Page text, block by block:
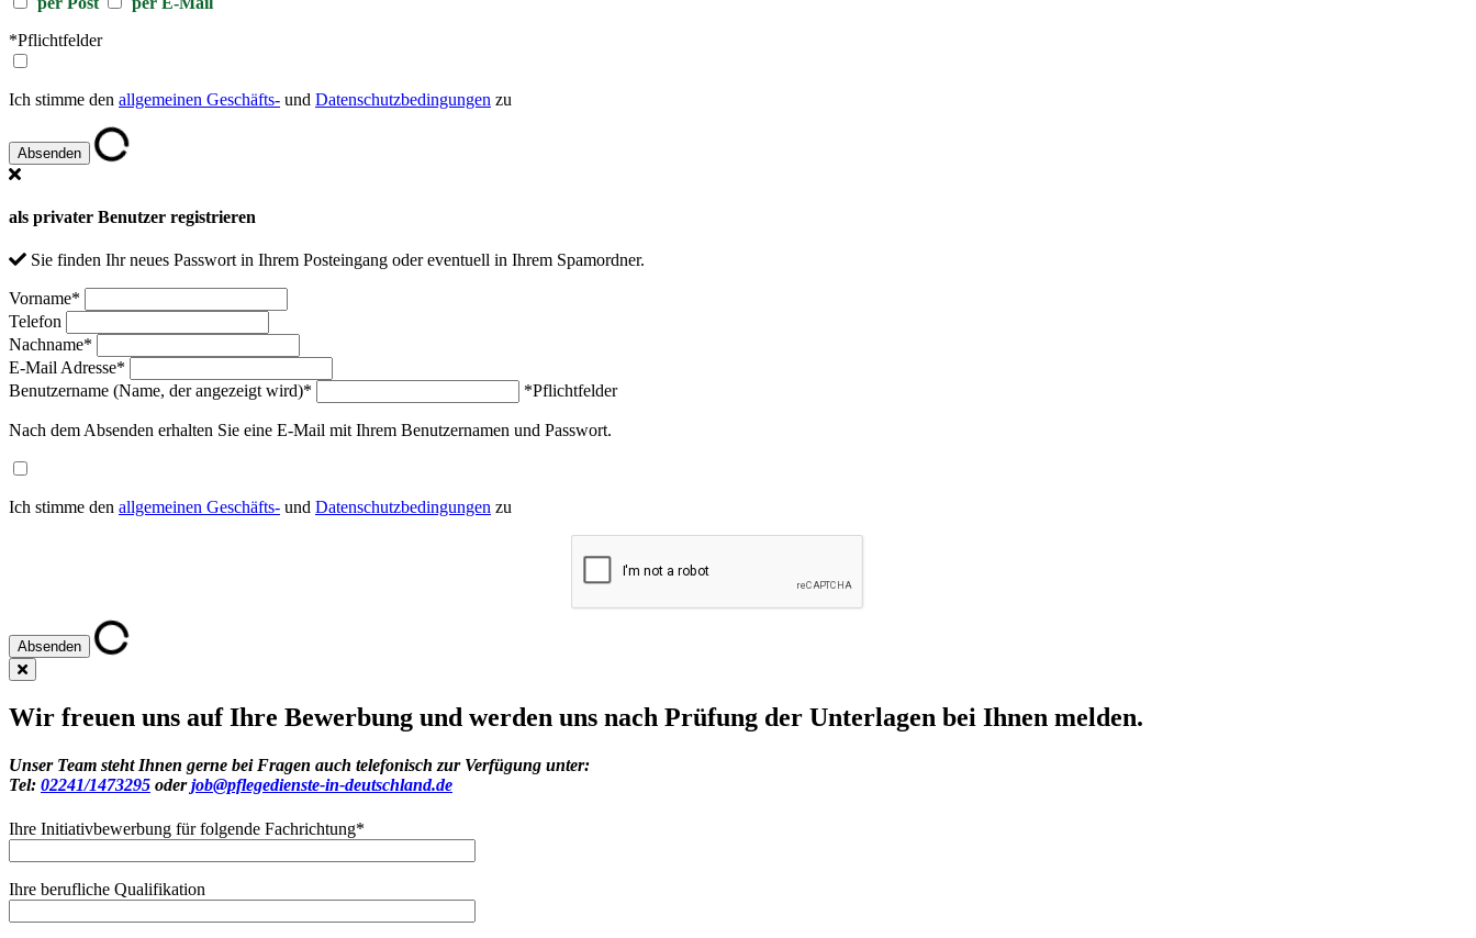
*Pflichtfelder
Ich stimme den allgemeinen Geschäfts- und Datenschutzbedingungen zu
als privater Benutzer registrieren
Sie finden Ihr neues Passwort in Ihrem Posteingang oder eventuell in Ihrem Spamordner.
Vorname*
Telefon
Nachname*
E-Mail Adresse*
Benutzername (Name, der angezeigt wird)* *Pflichtfelder
Nach dem Absenden erhalten Sie eine E-Mail mit Ihrem Benutzernamen und Passwort.
Ich stimme den allgemeinen Geschäfts- und Datenschutzbedingungen zu
Wir freuen uns auf Ihre Bewerbung und werden uns nach Prüfung der Unterlagen bei Ihnen melden.
Unser Team steht Ihnen gerne bei Fragen auch telefonisch zur Verfügung unter:
Tel: 02241/1473295 oderjob@pflegedienste-in-deutschland.de
Ihre Initiativbewerbung für folgende Fachrichtung*
Ihre berufliche Qualifikation